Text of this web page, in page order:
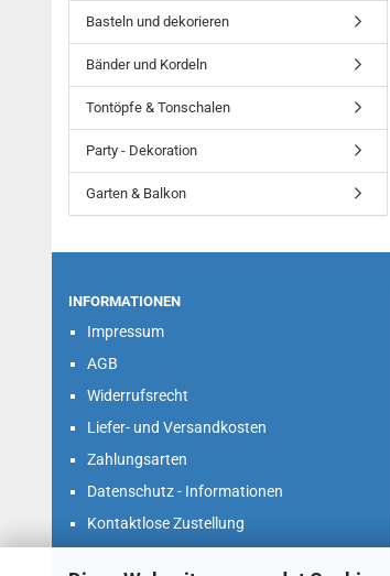
Basteln und dekorieren
Bänder und Kordeln
Tontöpfe & Tonschalen
Party - Dekoration
Garten & Balkon
INFORMATIONEN
Impressum
AGB
Widerrufsrecht
Liefer- und Versandkosten
Zahlungsarten
Datenschutz - Informationen
Kontaktlose Zustellung